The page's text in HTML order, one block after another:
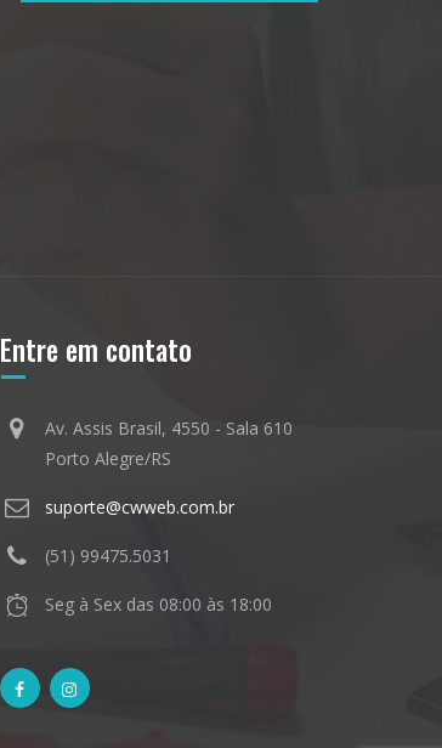
Entre em contato
Av. Assis Brasil, 4550 - Sala 610
Porto Alegre/RS
suporte@cwweb.com.br
(51) 99475.5031
Seg à Sex das 08:00 às 18:00